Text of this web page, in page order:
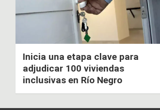
Inicia una etapa clave para
adjudicar 100 viviendas
inclusivas en Río Negro